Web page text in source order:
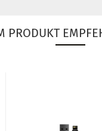
PRODUKT